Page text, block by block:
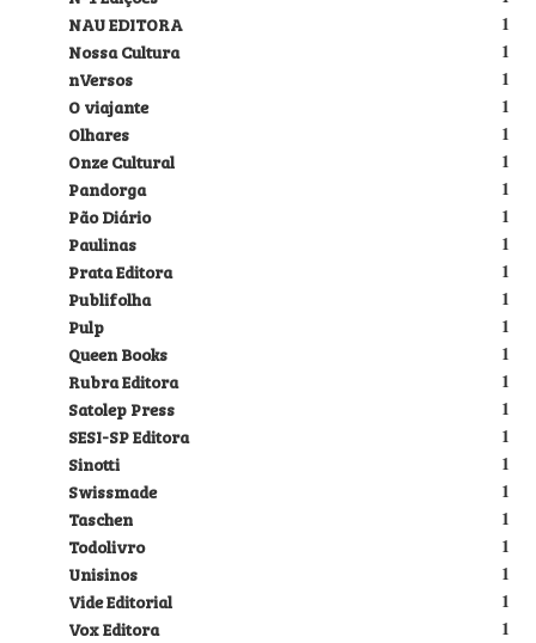
1
NAU EDITORA
1
Nossa Cultura
1
nVersos
1
O viajante
1
Olhares
1
Onze Cultural
1
Pandorga
1
Pão Diário
1
Paulinas
1
Prata Editora
1
Publifolha
1
Pulp
1
Queen Books
1
Rubra Editora
1
Satolep Press
1
SESI-SP Editora
1
Sinotti
1
Swissmade
1
Taschen
1
Todolivro
1
Unisinos
1
Vide Editorial
1
Vox Editora